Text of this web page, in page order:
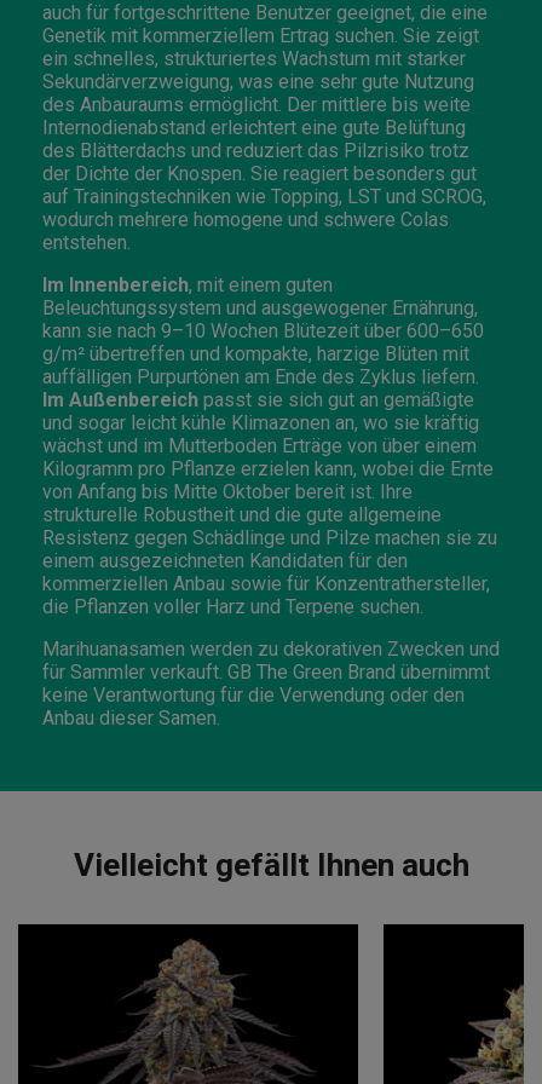
auch für fortgeschrittene Benutzer geeignet, die eine
Genetik mit kommerziellem Ertrag suchen. Sie zeigt
ein schnelles, strukturiertes Wachstum mit starker
Sekundärverzweigung, was eine sehr gute Nutzung
des Anbauraums ermöglicht. Der mittlere bis weite
Internodienabstand erleichtert eine gute Belüftung
des Blätterdachs und reduziert das Pilzrisiko trotz
der Dichte der Knospen. Sie reagiert besonders gut
auf Trainingstechniken wie Topping, LST und SCROG,
wodurch mehrere homogene und schwere Colas
entstehen.
Im Innenbereich, mit einem guten
Beleuchtungssystem und ausgewogener Ernährung,
kann sie nach 9–10 Wochen Blütezeit über 600–650
g/m² übertreffen und kompakte, harzige Blüten mit
auffälligen Purpurtönen am Ende des Zyklus liefern.
Im Außenbereich passt sie sich gut an gemäßigte
und sogar leicht kühle Klimazonen an, wo sie kräftig
wächst und im Mutterboden Erträge von über einem
Kilogramm pro Pflanze erzielen kann, wobei die Ernte
von Anfang bis Mitte Oktober bereit ist. Ihre
strukturelle Robustheit und die gute allgemeine
Resistenz gegen Schädlinge und Pilze machen sie zu
einem ausgezeichneten Kandidaten für den
kommerziellen Anbau sowie für Konzentrathersteller,
die Pflanzen voller Harz und Terpene suchen.
Marihuanasamen werden zu dekorativen Zwecken und
für Sammler verkauft. GB The Green Brand übernimmt
keine Verantwortung für die Verwendung oder den
Anbau dieser Samen.
Vielleicht gefällt Ihnen auch